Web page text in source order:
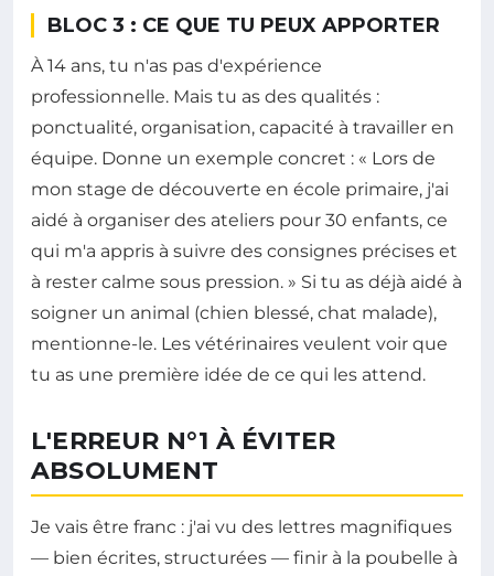
BLOC 3 : CE QUE TU PEUX APPORTER
À 14 ans, tu n'as pas d'expérience
professionnelle. Mais tu as des qualités :
ponctualité, organisation, capacité à travailler en
équipe. Donne un exemple concret : « Lors de
mon stage de découverte en école primaire, j'ai
aidé à organiser des ateliers pour 30 enfants, ce
qui m'a appris à suivre des consignes précises et
à rester calme sous pression. » Si tu as déjà aidé à
soigner un animal (chien blessé, chat malade),
mentionne-le. Les vétérinaires veulent voir que
tu as une première idée de ce qui les attend.
L'ERREUR N°1 À ÉVITER
ABSOLUMENT
Je vais être franc : j'ai vu des lettres magnifiques
— bien écrites, structurées — finir à la poubelle à